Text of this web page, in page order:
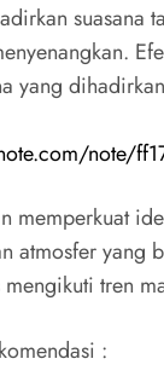
suasana
yang
note/
memperkuat
atmosfer
tren
: